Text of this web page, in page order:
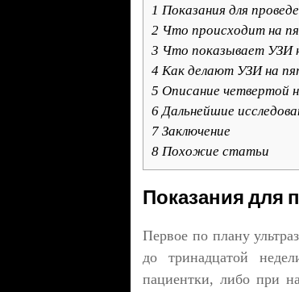
1 Показания для
2 Что происходит на
3 Что показывает УЗИ
4 Как делают УЗИ на
5 Описание четвертой
6Дальнейшие
7 Заключение
8 Похожие статьи
Показания для
Первое по плану
до тринадцатой
пациентки, либо при